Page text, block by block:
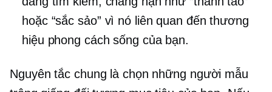
hoặc “sắc sảo” vì nó liên quan đến thương
hiệu phong cách sống của bạn.
Nguyên tắc chung là chọn những người mẫu